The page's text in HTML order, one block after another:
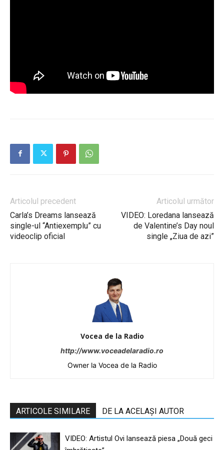
Articolul precedent
Carla’s Dreams lansează
single-ul “Antiexemplu” cu
videoclip oficial
Articolul următor
VIDEO: Loredana lansează
de Valentine’s Day noul
single „Ziua de azi”
Vocea de la Radio
http://www.voceadelaradio.ro
Owner la Vocea de la Radio
ARTICOLE SIMILARE DE LA ACELAȘI AUTOR
VIDEO: Artistul Ovi lansează piesa „Două geci